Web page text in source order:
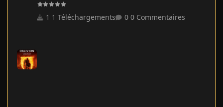
1 Téléchargements 0 Commentaires